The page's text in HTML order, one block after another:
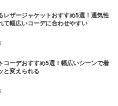
レザージャケットおすすめ5選！通気性
て幅広いコーデに合わせやすい
コーデおすすめ5選！幅広いシーンで着
と変えられる